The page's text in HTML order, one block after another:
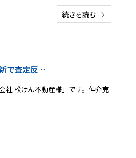
続きを読む
で査定反…
社 松けん不動産様」です。仲介売